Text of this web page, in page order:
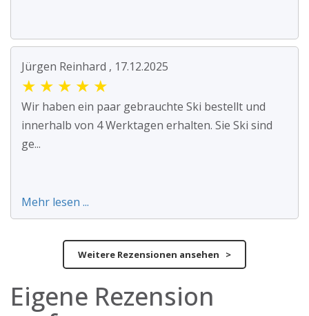
Jürgen Reinhard , 17.12.2025
★ ★ ★ ★ ★
Wir haben ein paar gebrauchte Ski bestellt und
innerhalb von 4 Werktagen erhalten. Sie Ski sind
ge...
Mehr lesen ...
Weitere Rezensionen ansehen >
Eigene Rezension